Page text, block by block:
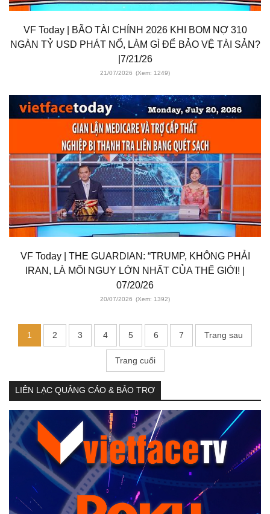
VF Today | BÃO TÀI CHÍNH 2026 KHI BOM NỢ 310
NGÀN TỶ USD PHÁT NỔ, LÀM GÌ ĐỂ BẢO VỆ TÀI SẢN?
|7/21/26
21/07/2026 (Xem: 1249)
VF Today | THE GUARDIAN: “TRUMP, KHÔNG PHẢI
IRAN, LÀ MỐI NGUY LỚN NHẤT CỦA THẾ GIỚI! |
07/20/26
20/07/2026 (Xem: 1392)
1 2 3 4 5 6 7 Trang sau
Trang cuối
LIÊN LẠC QUẢNG CÁO & BẢO TRỢ